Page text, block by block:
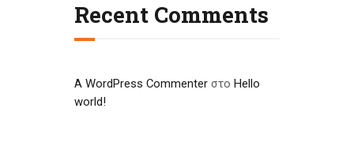
Recent Comments
A WordPress Commenter στο Hello
world!